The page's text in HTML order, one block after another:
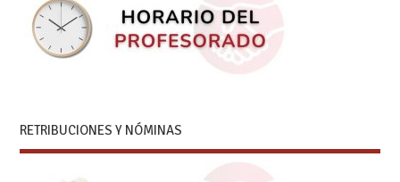
RETRIBUCIONES Y NÓMINAS